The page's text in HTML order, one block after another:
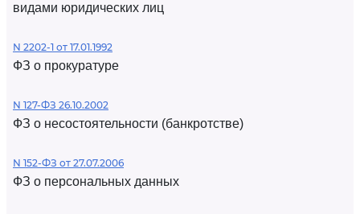
видами юридических лиц
N 2202-1 от 17.01.1992
ФЗ о прокуратуре
N 127-ФЗ 26.10.2002
ФЗ о несостоятельности (банкротстве)
N 152-ФЗ от 27.07.2006
ФЗ о персональных данных